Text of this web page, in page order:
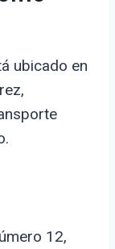
ubicado en
12,